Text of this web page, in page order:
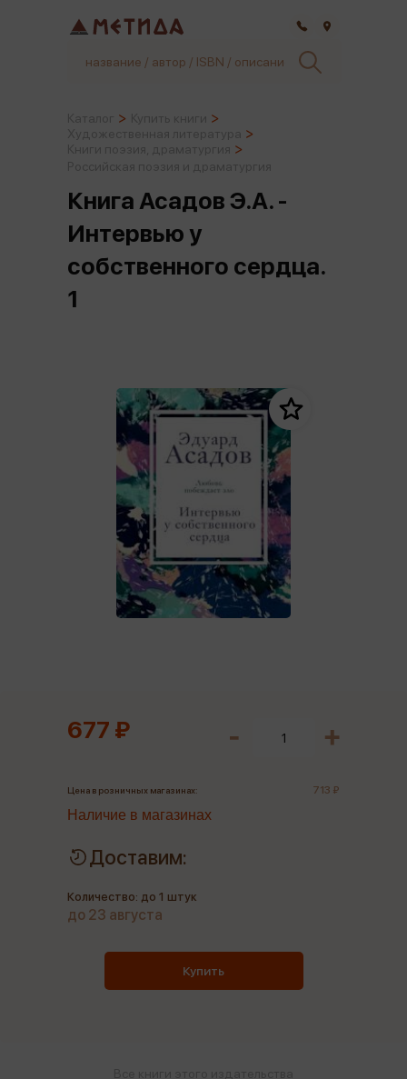
Книга Асадов Э.А. -
Интервью у
собственного сердца.
1
677 ₽
Цена в розничных магазинах: 713 ₽
Наличие в магазинах
Доставим:
Количество: до 1 штук
до 23 августа
Купить